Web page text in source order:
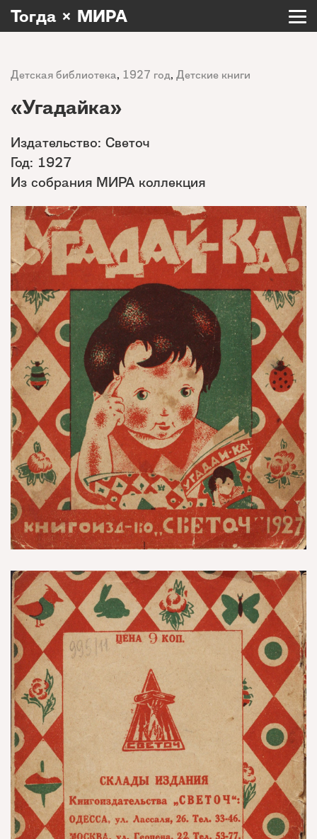
Тогда × МИРА
Детская библиотека, 1927 год, Детские книги
«Угадайка»
Издательство: Светоч
Год: 1927
Из собрания МИРА коллекция